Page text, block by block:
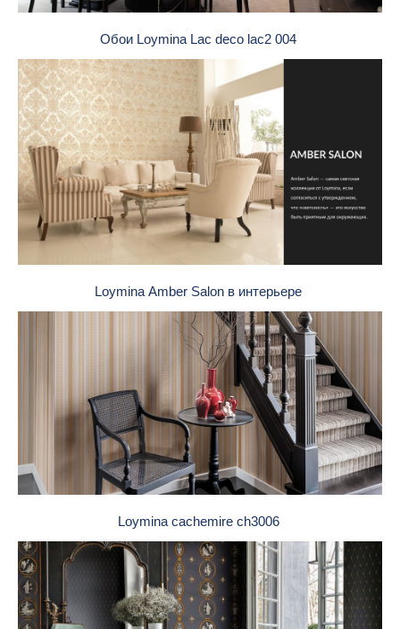
Обои Loymina Lac deco lac2 004
Loymina Amber Salon в интерьере
Loymina cachemire ch3006